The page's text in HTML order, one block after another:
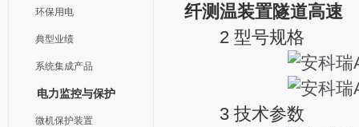
环保用电
典型业绩
系统集成产品
电力监控与保护
微机保护装置
纤测温装置隧道高速
2 型号规格
3 技术参数